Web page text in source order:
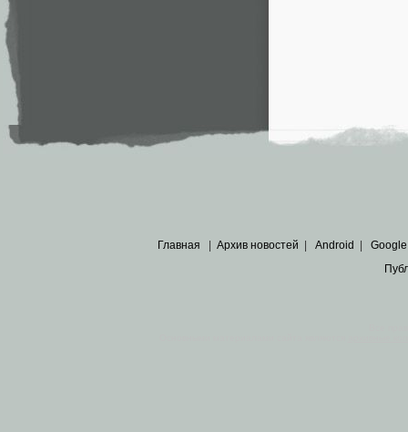
Главная Архив новостей Android Google